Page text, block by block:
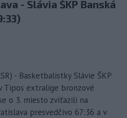
- Slávia ŠKP Banská
- Basketbalistky Slávie ŠKP
Tipos extralige bronzové
o 3. miesto zvíťazili na
presvedčivo 67:36 a v